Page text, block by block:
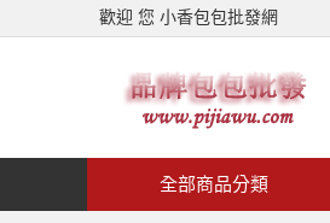
歡迎 您 小香包包批發網
全部商品分類